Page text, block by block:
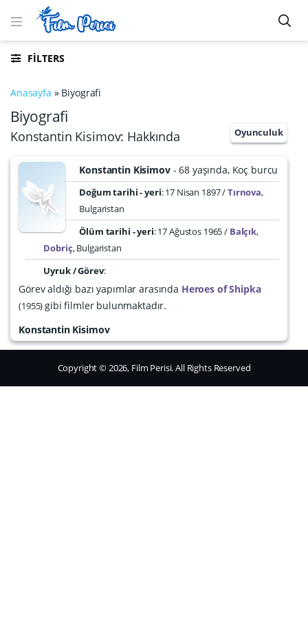
FILTERS
Anasayfa » Biyografi
Biyografi
Konstantin Kisimov: Hakkında Oyunculuk
Konstantin Kisimov 68 yaşında Koç burcu
Doğum tarihi - yeri 17 Nisan 1897 Tırnova,
Bulgaristan
Ölüm tarihi - yeri:17 Ağustos 1965 Balçık,
Dobriç,Bulgaristan
Uyruk / Görev:
Görev aldığı bazı yapımlar arasında Heroes of Shipka
1955 gibi filmler bulunmaktadır.
Konstantin Kisimov
Copyright © 2026, Film Perisi. All Rights Reserved